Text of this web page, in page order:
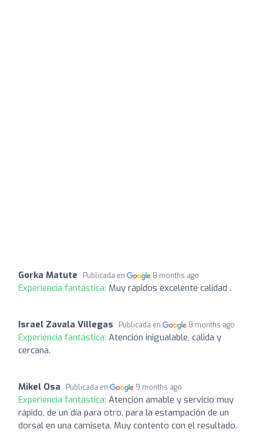
Gorka Matute Publicada en 8 months ago
Experiencia fantástica: Muy rápidos excelente calidad .
Israel Zavala Villegas Publicada en 8 months ago
Experiencia fantástica: Atención inigualable, cálida y
cercana.
Mikel Osa Publicada en 9 months ago
Experiencia fantástica: Atención amable y servicio muy
rápido, de un día para otro, para la estampación de un
dorsal en una camiseta. Muy contento con el resultado.